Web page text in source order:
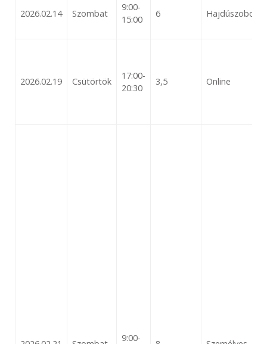
2026.02.14 Szombat
9:00-
15:00
6
2026.02.19 Csütörtök
17:00-
20:30
3,5 Online
9:00-